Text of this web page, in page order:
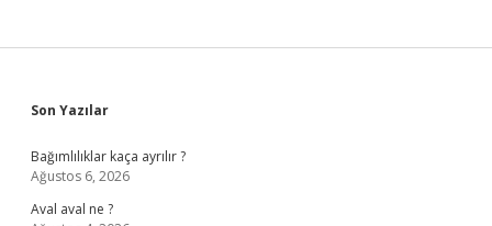
Sidebar
Son Yazılar
Bağımlılıklar kaça ayrılır ?
Ağustos 6, 2026
Aval aval ne ?